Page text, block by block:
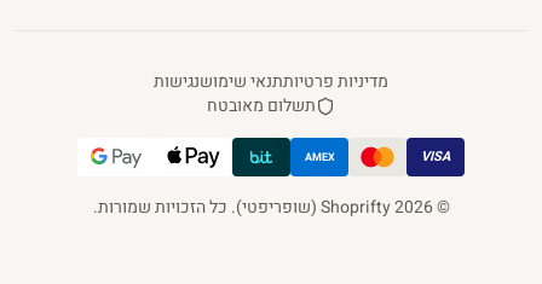
מדיניות פרטיותתנאי שימושנגישות
תשלום מאובטח
VISA
AMEX
©
2026
Shoprifty (שופריפטי). כל הזכויות שמורות.